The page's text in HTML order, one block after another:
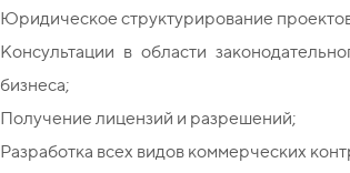
Юридическое структурирование
Консультации в области
бизнеса;
Получение лицензий и разрешений;
Разработка всех видов коммерческих